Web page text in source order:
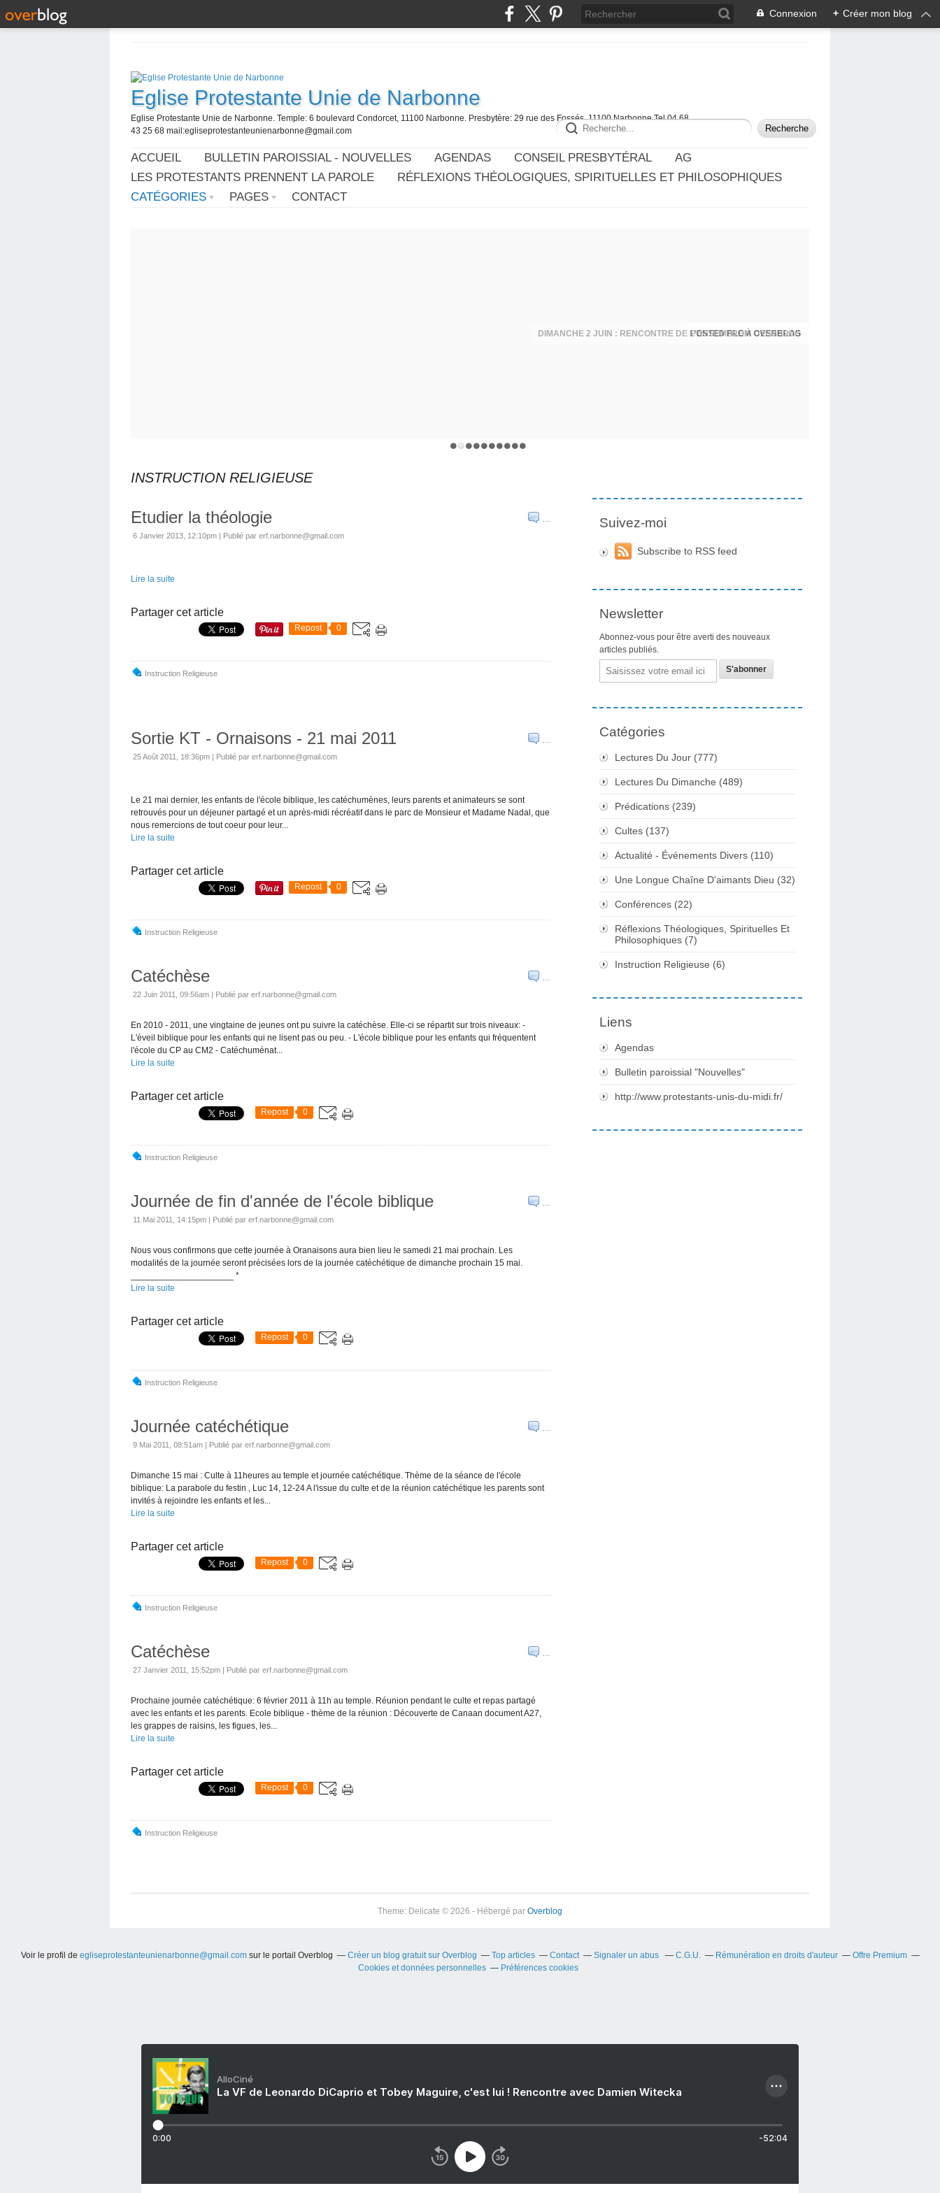
Connexion + Créer mon blog
Eglise Protestante Unie de Narbonne
Eglise Protestante Unie de Narbonne. Temple: 6 boulevard Condorcet, 11100 Narbonne. Presbytère: 29 rue des Fossés, 11100 Narbonne Tel 04 68
43 25 68 mail:egliseprotestanteunienarbonne@gmail.com
ACCUEIL BULLETIN PAROISSIAL - NOUVELLES AGENDAS CONSEIL PRESBYTÉRAL
AG
LES PROTESTANTS PRENNENT LA PAROLE
RÉFLEXIONS THÉOLOGIQUES, SPIRITUELLES ET PHILOSOPHIQUES
CATÉGORIES
PAGES CONTACT
DIMANCHE 2 JUIN : RENCONTRE DE L'ENSEMBLE À CESSERAS
INSTRUCTION RELIGIEUSE
…
Etudier la théologie
6 Janvier 2013, 12:10pm | Publié par erf.narbonne@gmail.com
Lire la suite
Partager cet article
Repost 0
Instruction Religieuse
…
Sortie KT - Ornaisons - 21 mai 2011
25 Août 2011, 18:36pm | Publié par erf.narbonne@gmail.com
Le 21 mai dernier, les enfants de l'école biblique, les catéchumènes, leurs parents et animateurs se sont
retrouvés pour un déjeuner partagé et un après-midi récréatif dans le parc de Monsieur et Madame Nadal, que
nous remercions de tout coeur pour leur...
Lire la suite
Partager cet article
Repost 0
Instruction Religieuse
…
Catéchèse
22 Juin 2011, 09:56am | Publié par erf.narbonne@gmail.com
En 2010 - 2011, une vingtaine de jeunes ont pu suivre la catéchèse. Elle-ci se répartit sur trois niveaux: -
L'éveil biblique pour les enfants qui ne lisent pas ou peu. - L'école biblique pour les enfants qui fréquentent
l'école du CP au CM2 - Catéchuménat...
Lire la suite
Partager cet article
Repost 0
Instruction Religieuse
…
Journée de fin d'année de l'école biblique
11 Mai 2011, 14:15pm | Publié par erf.narbonne@gmail.com
Nous vous confirmons que cette journée à Oranaisons aura bien lieu le samedi 21 mai prochain. Les
modalités de la journée seront précisées lors de la journée catéchétique de dimanche prochain 15 mai.
_____________________ *
Lire la suite
Partager cet article
Repost 0
Instruction Religieuse
…
Journée catéchétique
9 Mai 2011, 08:51am | Publié par erf.narbonne@gmail.com
Dimanche 15 mai : Culte à 11heures au temple et journée catéchétique. Thème de la séance de l'école
biblique: La parabole du festin , Luc 14, 12-24 A l'issue du culte et de la réunion catéchétique les parents sont
invités à rejoindre les enfants et les...
Lire la suite
Partager cet article
Repost 0
Instruction Religieuse
…
Catéchèse
27 Janvier 2011, 15:52pm | Publié par erf.narbonne@gmail.com
Prochaine journée catéchétique: 6 février 2011 à 11h au temple. Réunion pendant le culte et repas partagé
avec les enfants et les parents. Ecole biblique - thème de la réunion : Découverte de Canaan document A27,
les grappes de raisins, les figues, les...
Lire la suite
Partager cet article
Repost 0
Instruction Religieuse
Suivez-moi
Subscribe to RSS feed
Newsletter
Abonnez-vous pour être averti des nouveaux
articles publiés.
Email
Catégories
Lectures Du Jour (777)
Lectures Du Dimanche (489)
Prédications (239)
Cultes (137)
Actualité - Événements Divers (110)
Une Longue Chaîne D'aimants Dieu (32)
Conférences (22)
Réflexions Théologiques, Spirituelles Et
Philosophiques (7)
Instruction Religieuse (6)
Liens
Agendas
Bulletin paroissial "Nouvelles"
http://www.protestants-unis-du-midi.fr/
Theme: Delicate © 2026 - Hébergé par Overblog
Voir le profil de egliseprotestanteunienarbonne@gmail.comsur le portail Overblog Créer un blog gratuit sur Overblog Top articles Contact Signaler un abus C.G.U. Rémunération en droits d'auteur
Offre Premium
Cookies et données personnelles
Préférences cookies
AlloCiné
La VF de Leonardo DiCaprio et Tobey Maguire, c'est lui ! Rencontre avec Damien Witecka
0:00 -52:04